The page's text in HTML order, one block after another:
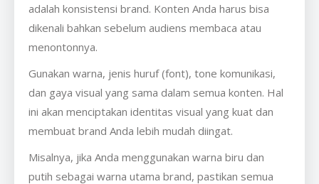
adalah konsistensi brand. Konten Anda harus bisa
dikenali bahkan sebelum audiens membaca atau
menontonnya.
Gunakan warna, jenis huruf (font), tone komunikasi,
dan gaya visual yang sama dalam semua konten. Hal
ini akan menciptakan identitas visual yang kuat dan
membuat brand Anda lebih mudah diingat.
Misalnya, jika Anda menggunakan warna biru dan
putih sebagai warna utama brand, pastikan semua